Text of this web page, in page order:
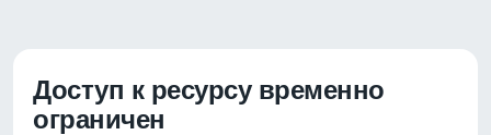
Доступ к ресурсу временно
ограничен